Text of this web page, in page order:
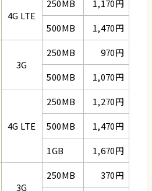
4G LTE
250MB
1,170円
500MB
1,470円
3G
250MB
970円
500MB
1,070円
4G LTE
250MB
1,270円
500MB
1,470円
1GB
1,670円
3G
250MB 370円